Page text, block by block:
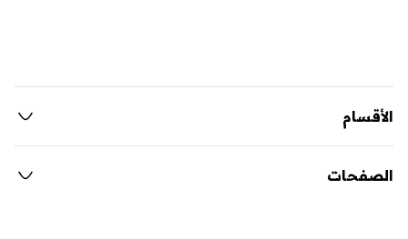
الأقسام
الصفحات